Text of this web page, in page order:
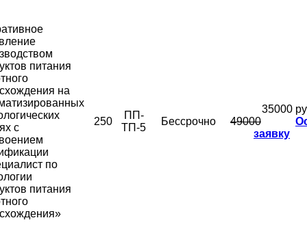
питания
на
с
по
питания
250
ПП-
ТП-5
Бессрочно
35000
49000
заявку